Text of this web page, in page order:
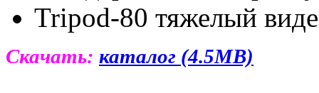
Tripod-80 тяжелый
Скачать: каталог (4.5MB)